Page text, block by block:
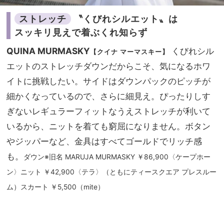
ストレッチ
〝くびれシルエット〟は
スッキリ見えで着ぶくれ知らず
QUINA MURMASKY 【クイナ マーマスキー】
くびれシル
エットのストレッチダウンだからこそ、気になるホワ
イトに挑戦したい。サイドはダウンパックのピッチが
細かくなっているので、さらに細見え。ぴったりしす
ぎないレギュラーフィットなうえストレッチが利いて
いるから、ニットを着ても窮屈になりません。ボタン
やジッパーなど、金具はすべてゴールドでリッチ感
も。
ダウン※旧名 MARUJA MURMASKY ￥86,900〈ケープホー
ン〉ニット ￥42,900〈テラ〉（ともにティースクエア プレスルー
ム）スカート ￥5,500（mite）